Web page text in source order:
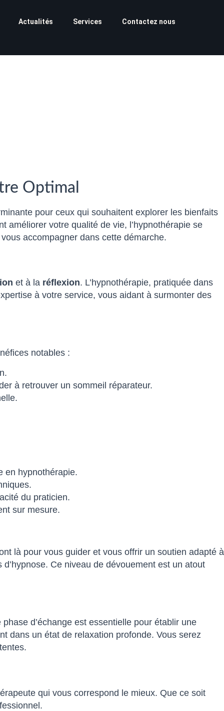
Actualités Services Contactez nous
Optimal
pour ceux qui souhaitent explorer les bienfaits
améliorer votre qualité de vie, l’hypnothérapie se
accompagner dans cette démarche.
et à la réflexion. L’hypnothérapie, pratiquée dans
à votre service, vous aidant à surmonter des
notables :
à retrouver un sommeil réparateur.
en hypnothérapie.
du praticien.
sur mesure.
là pour vous guider et vous offrir un soutien adapté à
Ce niveau de dévouement est un atout
d’échange est essentielle pour établir une
dans un état de relaxation profonde. Vous serez
qui vous correspond le mieux. Que ce soit